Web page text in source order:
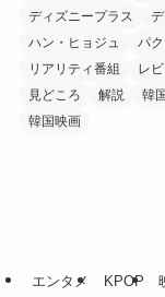
ディズニープラス
ハン・ヒョジュ
パ
リアリティ番組
レ
見どころ
解説 韓
韓国映画
エンタメ KPOP